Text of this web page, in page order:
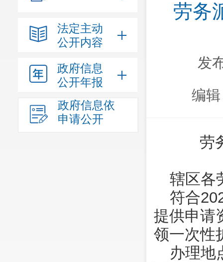
法定主动
公开内容
政府信息
公开年报
政府信息依
申请公开
劳务
发
编
劳
辖区各
符合
提供申请
领一次性
办理地